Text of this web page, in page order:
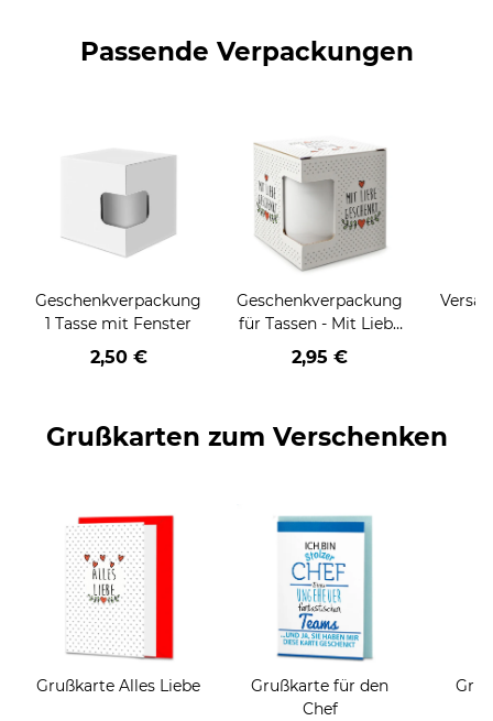
Passende Verpackungen
Geschenkverpackung
1 Tasse mit Fenster
2,50 €
Geschenkverpackung
für Tassen - Mit Liebe
geschenkt
2,95 €
Grußkarten zum Verschenken
Grußkarte Alles Liebe
Grußkarte für den
Chef